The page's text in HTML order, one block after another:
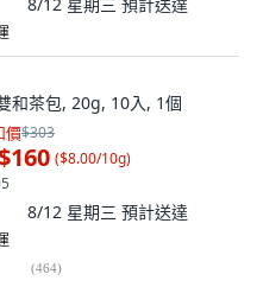
和茶包, 20g, 10入, 1個
價$303
($8.00/10g)
8/12 星期三 預計送達
(464)